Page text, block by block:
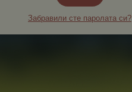
Забравили сте паролата си?